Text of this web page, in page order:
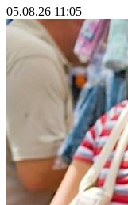
05.08.26 11:05